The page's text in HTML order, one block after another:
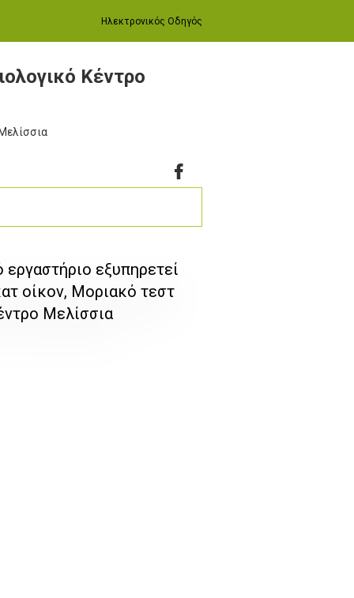
Ηλεκτρονικός Οδηγός
Κέντρο
εξυπηρετεί
οίκον, Μοριακό τεστ
Μελίσσια